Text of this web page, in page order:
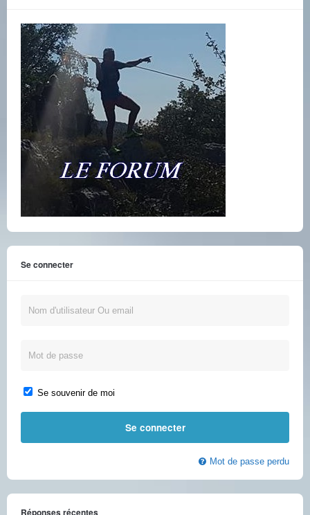
Se connecter
Se souvenir de moi
Mot de passe perdu
Réponses récentes